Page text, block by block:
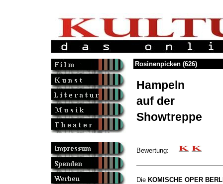
Rosinenpicken (626)
Hampeln
auf der
Showtreppe
Bewertung:
Die KOMISCHE OPER